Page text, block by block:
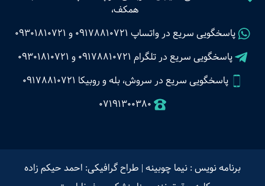
همکف،
پاسخگویی سریع در واتساپ 09178810721 و 09301810721
پاسخگویی سریع در تلگرام 09178810721 و 09301810721
پاسخگویی سریع در سروش، بله و روبیکا 09178810721
07191300380
برنامه نویس : نیما چوبینه | طراح گرافیکی: احمد حیکم زاده